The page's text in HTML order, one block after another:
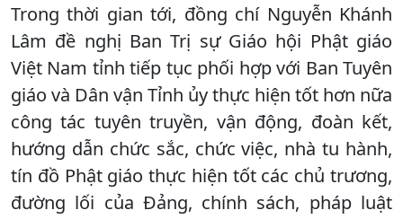
Trong thời gian tới, đồng chí Nguyễn Khánh
Lâm đề nghị Ban Trị sự Giáo hội Phật giáo
Việt Nam tỉnh tiếp tục phối hợp với Ban Tuyên
giáo và Dân vận Tỉnh ủy thực hiện tốt hơn nữa
công tác tuyên truyền, vận động, đoàn kết,
hướng dẫn chức sắc, chức việc, nhà tu hành,
tín đồ Phật giáo thực hiện tốt các chủ trương,
đường lối của Đảng, chính sách, pháp luật